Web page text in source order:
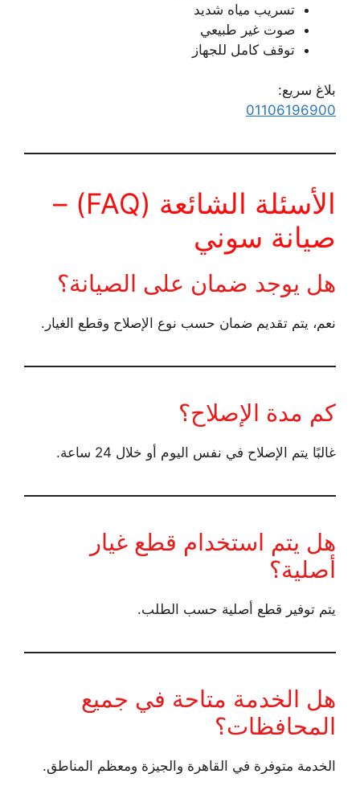
تسريب مياه شديد
صوت غير طبيعي
توقف كامل للجهاز
بلاغ سريع:
01106196900
الأسئلة الشائعة (FAQ) –
صيانة سوني
هل يوجد ضمان على الصيانة؟
نعم، يتم تقديم ضمان حسب نوع الإصلاح وقطع الغيار.
كم مدة الإصلاح؟
غالبًا يتم الإصلاح في نفس اليوم أو خلال 24 ساعة.
هل يتم استخدام قطع غيار
أصلية؟
يتم توفير قطع أصلية حسب الطلب.
هل الخدمة متاحة في جميع
المحافظات؟
الخدمة متوفرة في القاهرة والجيزة ومعظم المناطق.